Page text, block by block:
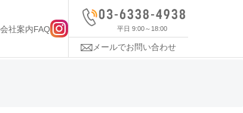
会社案内FAQ 平日 9:00～18:00
メールでお問い合わせ